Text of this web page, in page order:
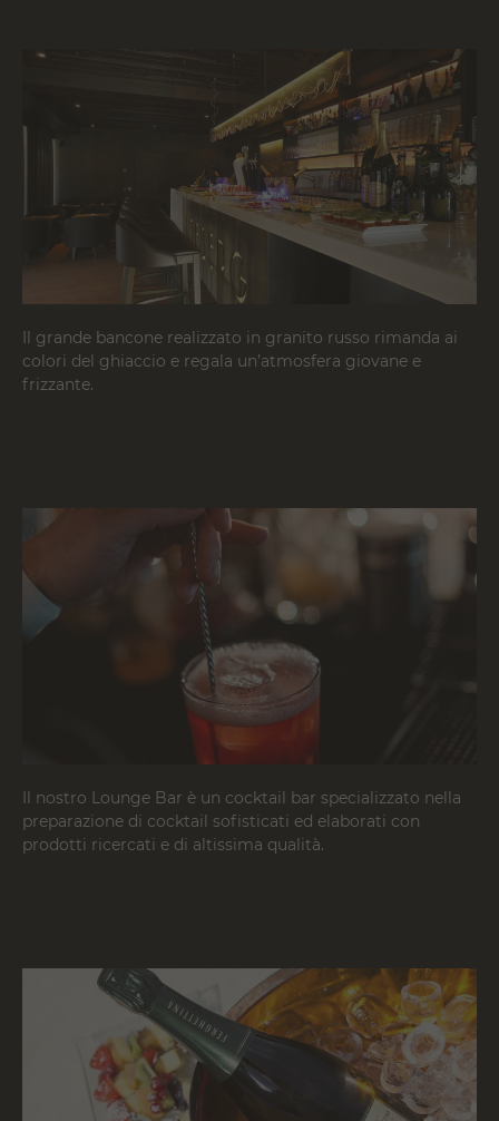
Il grande bancone realizzato in granito russo rimanda ai
colori del ghiaccio e regala un’atmosfera giovane e
frizzante.
Il nostro Lounge Bar è un cocktail bar specializzato nella
preparazione di cocktail sofisticati ed elaborati con
prodotti ricercati e di altissima qualità.